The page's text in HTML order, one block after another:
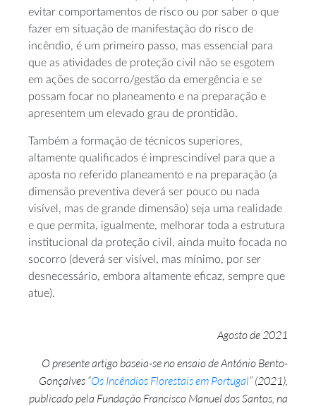
evitar comportamentos de risco ou por saber o que
fazer em situação de manifestação do risco de
incêndio, é um primeiro passo, mas essencial para
que as atividades de proteção civil não se esgotem
em ações de socorro/gestão da emergência e se
possam focar no planeamento e na preparação e
apresentem um elevado grau de prontidão.
Também a formação de técnicos superiores,
altamente qualificados é imprescindível para que a
aposta no referido planeamento e na preparação (a
dimensão preventiva deverá ser pouco ou nada
visível, mas de grande dimensão) seja uma realidade
e que permita, igualmente, melhorar toda a estrutura
institucional da proteção civil, ainda muito focada no
socorro (deverá ser visível, mas mínimo, por ser
desnecessário, embora altamente eficaz, sempre que
atue).
Agosto de 2021
O presente artigo baseia-se no ensaio de António Bento-
Gonçalves “Os Incêndios Florestais em Portugal” (2021),
publicado pela Fundação Francisco Manuel dos Santos, na